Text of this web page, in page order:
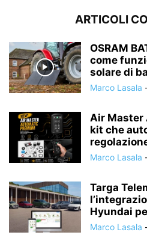
ARTICOLI
OSRAM
come
solare di
Marco Lasala
Air Master
kit che
Marco Lasala
Targa
Hyundai
Marco Lasala